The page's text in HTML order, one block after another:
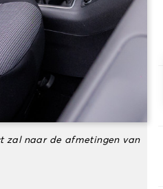
zal naar de afmetingen van